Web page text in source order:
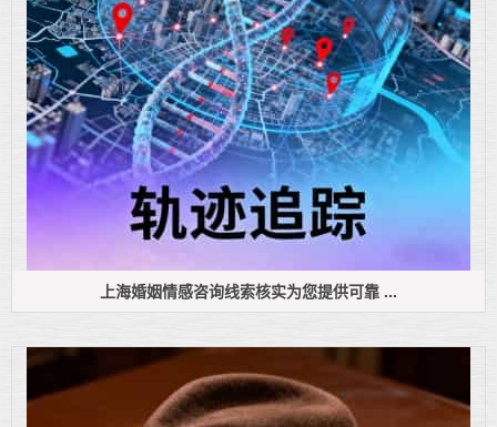
上海婚姻情感咨询线索核实为您提供可靠 ...